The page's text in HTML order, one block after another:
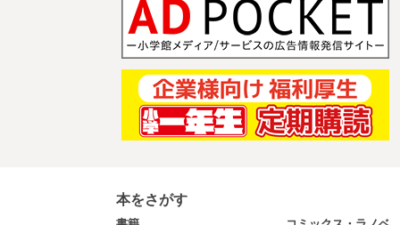
本をさがす